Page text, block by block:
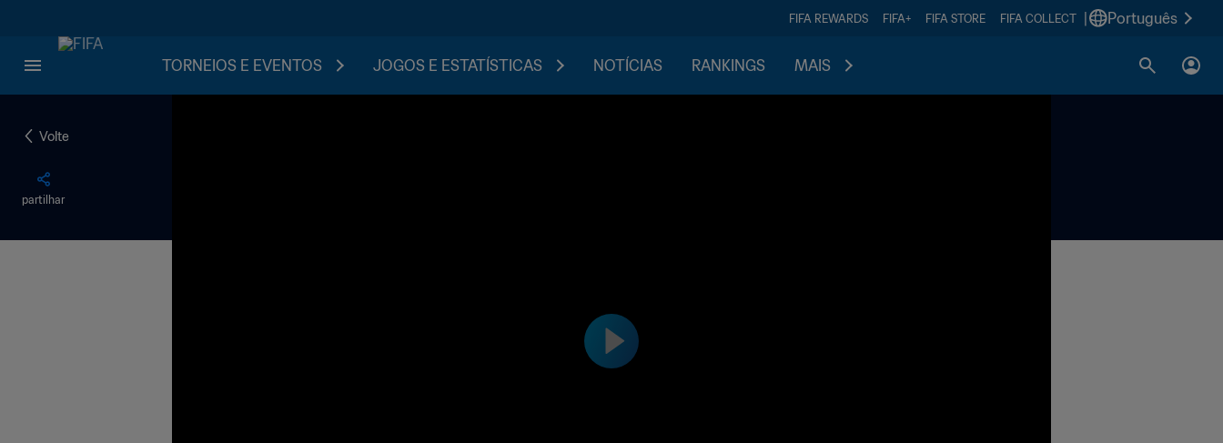
FIFA REWARDS FIFA+ FIFA STORE FIFA COLLECT Português
TORNEIOS E EVENTOS JOGOS E ESTATÍSTICAS NOTÍCIAS RANKINGS MAIS
Volte
partilhar